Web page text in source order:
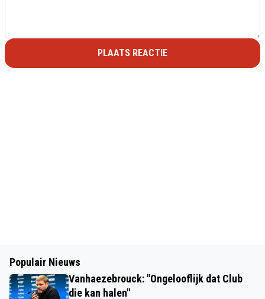
PLAATS REACTIE
Populair Nieuws
Vanhaezebrouck: "Ongelooflijk dat Club
die kan halen"